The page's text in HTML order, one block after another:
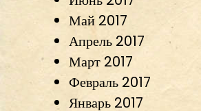
Май 2017
Апрель 2017
Март 2017
Февраль 2017
Январь 2017